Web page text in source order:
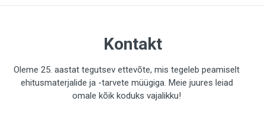
Kontakt
Oleme 25. aastat tegutsev ettevõte, mis tegeleb peamiselt
ehitusmaterjalide ja -tarvete müügiga. Meie juures leiad
omale kõik koduks vajalikku!